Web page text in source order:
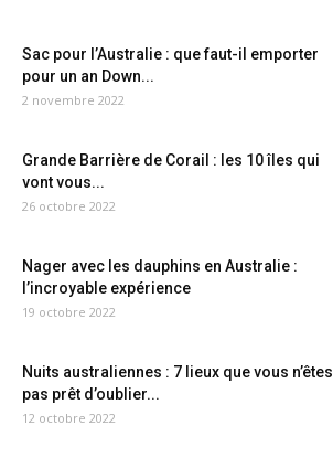
Sac pour l’Australie : que faut-il emporter
pour un an Down...
2 novembre 2022
Grande Barrière de Corail : les 10 îles qui
vont vous...
26 octobre 2022
Nager avec les dauphins en Australie :
l’incroyable expérience
19 octobre 2022
Nuits australiennes : 7 lieux que vous n’êtes
pas prêt d’oublier...
12 octobre 2022